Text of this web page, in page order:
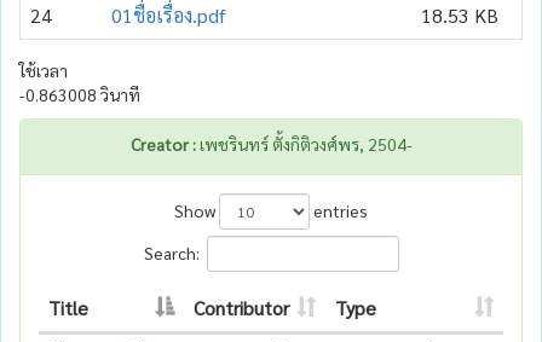
24
01ชื่อเรื่อง.pdf 18.53 KB
ใช้เวลา
-0.863008 วินาที
Creator :เพชรินทร์ ตั้งกิติวงศ์พร, 2504-
Show
entries
Search:
Title Contributor
Type